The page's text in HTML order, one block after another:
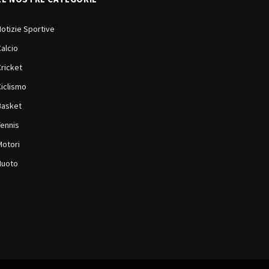
Sportive